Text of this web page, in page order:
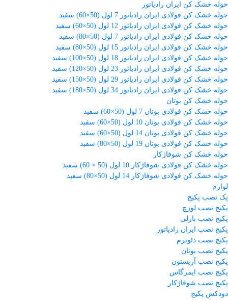
حوله خشک کن ایران رادیاتور
حوله خشک کن فولادی ایران رادیاتور 7 لول (50×60) سفید
حوله خشک کن فولادی ایران رادیاتور 12 لول (50×60) سفید
حوله خشک کن فولادی ایران رادیاتور 7 لول (50×80) سفید
حوله خشک کن فولادی ایران رادیاتور 15 لول (50×80) سفید
حوله خشک کن فولادی ایران رادیاتور 18 لول (50×100) سفید
حوله خشک کن فولادی ایران رادیاتور 23 لول (50×120) سفید
حوله خشک کن فولادی ایران رادیاتور 29 لول (50×150) سفید
حوله خشک کن فولادی ایران رادیاتور 34 لول (50×180) سفید
حوله خشک کن بوتان
حوله خشک کن فولادی بوتان 7 لول (50×60) سفید
حوله خشک کن فولادی بوتان 10 لول (50×60) سفید
حوله خشک کن فولادی بوتان 14 لول (50×60) سفید
حوله خشک کن فولادی بوتان 19 لول (50×80) سفید
حوله خشک کن شوفاژکار
حوله خشک کن فولادی شوفاژکار 10 لول (50 × 60) سفید
حوله خشک کن فولادی شوفاژکار 14 لول (50×80) سفید
لوازم
پک نصب پکیج
پکیج نصب لورچ
پکیج نصب بارلی
پکیج نصب ایران رادیاتور
پکیج نصب دئوترم
پکیج نصب بوتان
پکیج نصب آریستون
پکیج نصب ایمرگاس
پکیج نصب شوفاژکار
دودکش پکیج